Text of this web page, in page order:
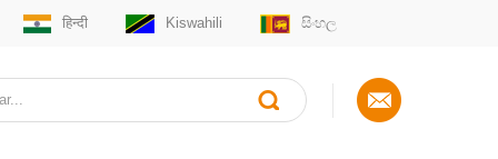
हिन्दी Kiswahili සිංහල